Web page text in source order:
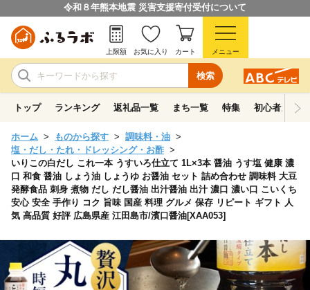
令和８年熊本地震 災害支援寄付受付について
検索
上限額 お気に入り カート メニュー
トップ ランキング 返礼品一覧 まち一覧 特集 初心者ガイド
ホーム ものから探す
調味料・油
塩・だし・たれ・ドレッシング・お酢
いりこの白だし これ一本 うすいろ仕立て 1L×3本 醤油 うす塩 健康 濃
口 和食 醤油 しょう油 しょうゆ お醤油 セット 詰め合わせ 調味料 大豆
発酵食品 刺身 煮物 だし だし醤油 出汁醤油 出汁 濃口 濃い口 こいくち
安心 安全 手作り コク 旨味 国産 料理 グルメ 保存 リピート ギフト 人
気 高品質 好評 広島県産 江田島市/濱口醤油[XAA053]